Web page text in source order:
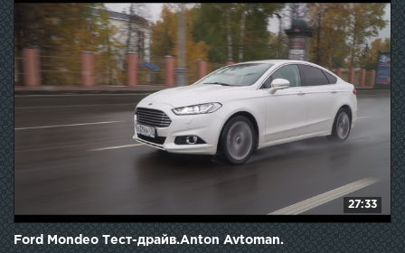
27:33
Ford Mondeo Тест-драйв.Anton Avtoman.